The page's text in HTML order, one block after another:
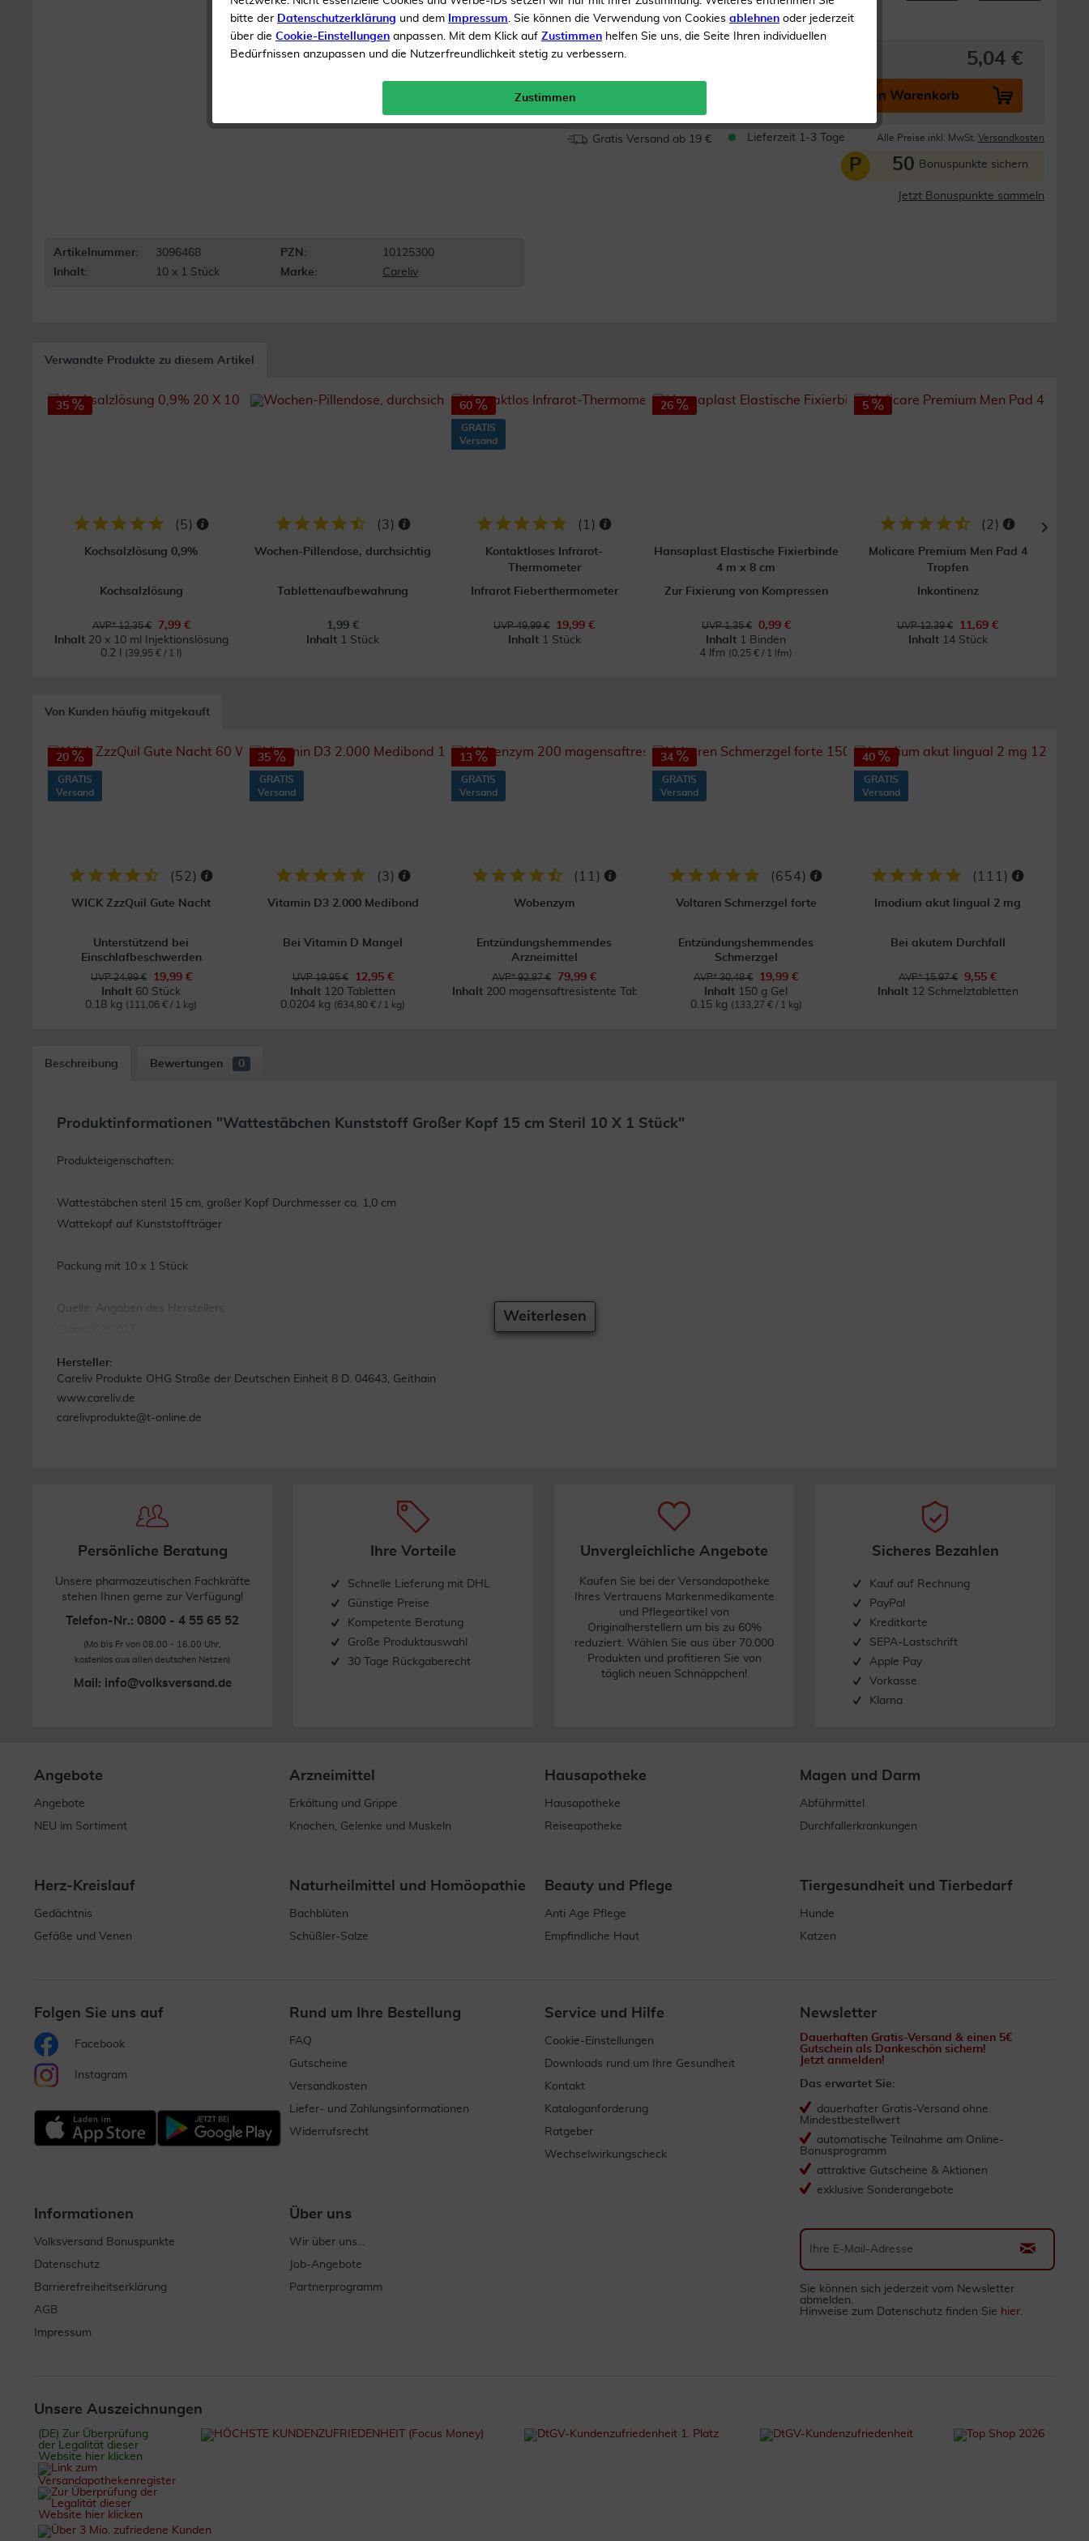
Wattestäbchen
Artikelnummer: 3096468 PZN:
10125300
Inhalt:
10 x 1 Stück Marke: Careliv
Inhalt 10 x 1 Stück 5,04 €
In den Warenkorb
Gratis Versand ab 19 € Lieferzeit 1-3 Tage Alle Preise inkl. MwSt. Versandkosten
P 50 Bonuspunkte sichern
Jetzt Bonuspunkte sammeln
Verwandte Produkte zu diesem Artikel
35
(5)
Kochsalzlösung 0,9%
Kochsalzlösung
AVP* 12,35 €
7,99 €
Inhalt 20 x 10 ml Injektionslösung
0.2 l
(39,95 € / 1 l)
(3)
Wochen-Pillendose, durchsichtig
Tablettenaufbewahrung
1,99 €
Inhalt 1 Stück
60
GRATIS
Versand
( 1 )
Kontaktloses Infrarot-
Thermometer
Infrarot Fieberthermometer
UVP 49,99 €
19,99 €
Inhalt 1 Stück
26
Hansaplast Elastische Fixierbinde
4 m x 8 cm
Zur Fixierung von Kompressen
UVP 1,35 €
0,99 €
Inhalt 1 Binden
4 lfm (0,25 € / 1 lfm)
5
(2 )
Molicare Premium Men Pad 4
Tropfen
Inkontinenz
UVP 12,39 €
11,69 €
Inhalt 14 Stück
Von Kunden häufig mitgekauft
20
GRATIS
Versand
(52 )
WICK ZzzQuil Gute Nacht
Unterstützend bei
Einschlafbeschwerden
UVP 24,99 €
19,99 €
Inhalt 60 Stück
0.18 kg (111,06 € / 1 kg)
35
GRATIS
Versand
(3)
Vitamin D3 2.000 Medibond
Bei Vitamin D Mangel
UVP 19,95 €
12,95 €
Inhalt 120 Tabletten
0.0204 kg (634,80 € / 1 kg)
13
GRATIS
Versand
( 11 )
Wobenzym
Entzündungshemmendes
Arzneimittel
AVP* 92,87 €
79,99 €
Inhalt 200 magensaftresistente Tabl.
34
GRATIS
Versand
(654)
Voltaren Schmerzgel forte
Entzündungshemmendes
Schmerzgel
AVP* 30,48 €
19,99 €
Inhalt 150 g Gel
0.15 kg (133,27 € / 1 kg)
40
GRATIS
Versand
( 111 )
Imodium akut lingual 2 mg
Bei akutem Durchfall
AVP* 15,97 €
9,55 €
Inhalt 12 Schmelztabletten
Beschreibung Bewertungen 0
Produktinformationen "Wattestäbchen Kunststoff Großer Kopf 15 cm Steril 10 X 1 Stück"
Produkteigenschaften:
Wattestäbchen steril 15 cm, großer Kopf Durchmesser ca. 1,0 cm
Wattekopf auf Kunststoffträger
Packung mit 10 x 1 Stück
Quelle: Angaben des Herstellers
Weiterlesen
Hersteller:
Careliv Produkte OHG Straße der Deutschen Einheit 8 D. 04643, Geithain
www.careliv.de
carelivprodukte@t-online.de
Persönliche Beratung
Unsere pharmazeutischen Fachkräfte
stehen Ihnen gerne zur Verfügung!
Telefon-Nr.: 0800 - 4 55 65 52
(Mo bis Fr von 08.00 - 16.00 Uhr,
kostenlos aus allen deutschen Netzen)
Mail: info@volksversand.de
Ihre Vorteile
Schnelle Lieferung mit DHL
Günstige Preise
Kompetente Beratung
Große Produktauswahl
30 Tage Rückgaberecht
Unvergleichliche Angebote
Kaufen Sie bei der Versandapotheke
Ihres Vertrauens Markenmedikamente
und Pflegeartikel von
Originalherstellern um bis zu 60%
reduziert. Wählen Sie aus über 70.000
Produkten und profitieren Sie von
täglich neuen Schnäppchen!
Sicheres Bezahlen
Kauf auf Rechnung
PayPal
Kreditkarte
SEPA-Lastschrift
Apple Pay
Vorkasse
Klarna
Angebote
Angebote
NEU im Sortiment
Arzneimittel
Erkältung und Grippe
Knochen, Gelenke und Muskeln
Hausapotheke
Hausapotheke
Reiseapotheke
Magen und Darm
Abführmittel
Durchfallerkrankungen
Herz-Kreislauf
Gedächtnis
Gefäße und Venen
Naturheilmittel und Homöopathie
Bachblüten
Schüßler-Salze
Beauty und Pflege
Anti Age Pflege
Empfindliche Haut
Tiergesundheit und Tierbedarf
Hunde
Katzen
Folgen Sie uns auf
Facebook
Instagram
Rund um Ihre Bestellung
FAQ
Gutscheine
Versandkosten
Liefer- und Zahlungsinformationen
Widerrufsrecht
Service und Hilfe
Cookie-Einstellungen
Downloads rund um Ihre Gesundheit
Kontakt
Kataloganforderung
Ratgeber
Wechselwirkungscheck
Informationen
Volksversand Bonuspunkte
Datenschutz
Barrierefreiheitserklärung
AGB
Impressum
Über uns
Wir über uns...
Job-Angebote
Partnerprogramm
Newsletter
Dauerhaften Gratis-Versand & einen 5€
Gutschein als Dankeschön sichern!
Jetzt anmelden!
Das erwartet Sie:
dauerhafter Gratis-Versand ohne
Mindestbestellwert
automatische Teilnahme am Online-
Bonusprogramm
attraktive Gutscheine & Aktionen
exklusive Sonderangebote
Sie können sich jederzeit vom Newsletter
abmelden.
Hinweise zum Datenschutz finden Sie hier.
Unsere Auszeichnungen
(DE) Zur Überprüfung
der Legalität dieser
Website hier klicken
bitte der Datenschutzerklärung und dem Impressum. Sie können die Verwendung von Cookies ablehnen oder jederzeit
über die Cookie-Einstellungen anpassen. Mit dem Klick auf Zustimmen helfen Sie uns, die Seite Ihren individuellen
Bedürfnissen anzupassen und die Nutzerfreundlichkeit stetig zu verbessern.
Zustimmen